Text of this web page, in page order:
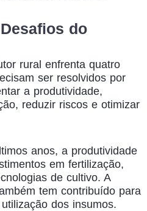
do
rural enfrenta quatro
ser resolvidos por
a produtividade,
reduzir riscos e otimizar
anos, a produtividade
em fertilização,
de cultivo. A
tem contribuído para
dos insumos.